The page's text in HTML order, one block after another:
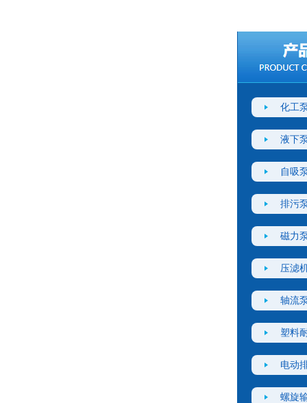
化工
液下
自吸
排污
磁力
压滤
轴流
塑料
电动
螺旋